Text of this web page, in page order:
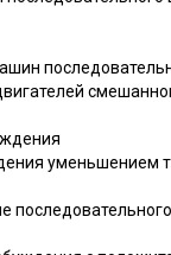
уменьшением